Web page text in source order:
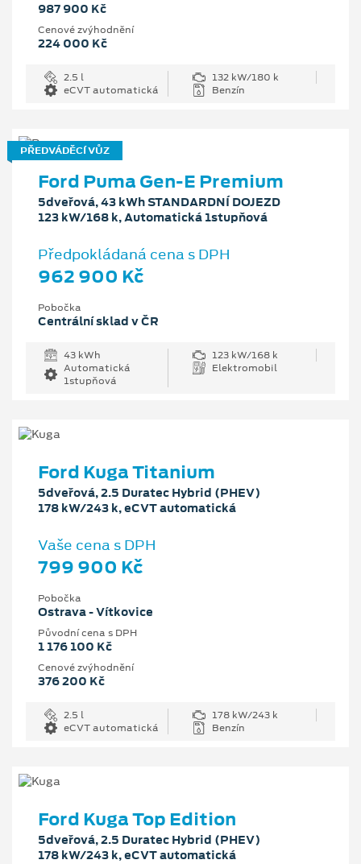
987 900 Kč
Cenové zvýhodnění
224 000 Kč
2.5 l
132 kW/180 k
eCVT automatická
Benzín
PŘEDVÁDĚCÍ VŮZ
Ford Puma Gen-E Premium
5dveřová, 43 kWh STANDARDNÍ DOJEZD
123 kW/168 k, Automatická 1stupňová
Předpokládaná cena s DPH
962 900 Kč
Pobočka
Centrální sklad v ČR
43 kWh
123 kW/168 k
Automatická
1stupňová
Elektromobil
Ford Kuga Titanium
5dveřová, 2.5 Duratec Hybrid (PHEV)
178 kW/243 k, eCVT automatická
Vaše cena s DPH
799 900 Kč
Pobočka
Ostrava - Vítkovice
Původní cena s DPH
1 176 100 Kč
Cenové zvýhodnění
376 200 Kč
2.5 l
178 kW/243 k
eCVT automatická
Benzín
Ford Kuga Top Edition
5dveřová, 2.5 Duratec Hybrid (PHEV)
178 kW/243 k, eCVT automatická